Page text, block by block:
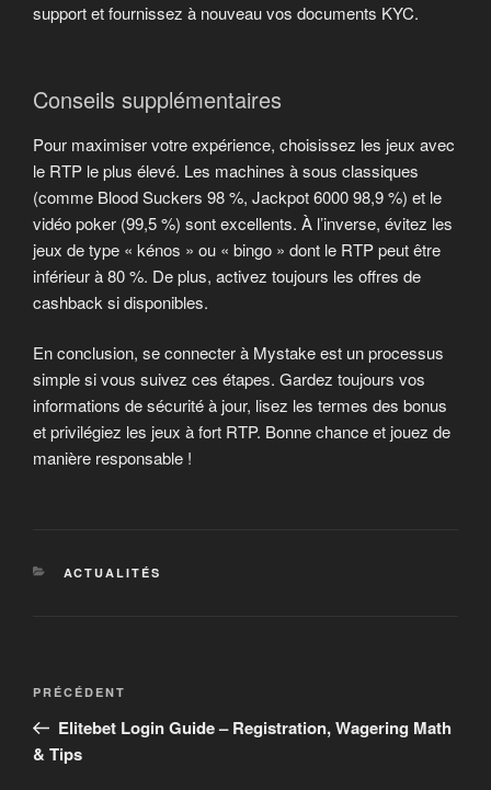
support et fournissez à nouveau vos documents KYC.
Conseils supplémentaires
Pour maximiser votre expérience, choisissez les jeux avec
le RTP le plus élevé. Les machines à sous classiques
(comme Blood Suckers 98 %, Jackpot 6000 98,9 %) et le
vidéo poker (99,5 %) sont excellents. À l’inverse, évitez les
jeux de type « kénos » ou « bingo » dont le RTP peut être
inférieur à 80 %. De plus, activez toujours les offres de
cashback si disponibles.
En conclusion, se connecter à Mystake est un processus
simple si vous suivez ces étapes. Gardez toujours vos
informations de sécurité à jour, lisez les termes des bonus
et privilégiez les jeux à fort RTP. Bonne chance et jouez de
manière responsable !
CATÉGORIES
ACTUALITÉS
Navigation
l’article
Article
précédent
PRÉCÉDENT
Elitebet Login Guide – Registration, Wagering Math
& Tips